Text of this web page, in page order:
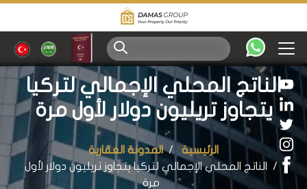
الناتج المحلي الإجمالي لتركيا
يتجاوز تريليون دولار لأول مرة
الرئيسية
المدونة العقارية
الناتج المحلي الإجمالي لتركيا يتجاوز تريليون دولار لأول
مرة